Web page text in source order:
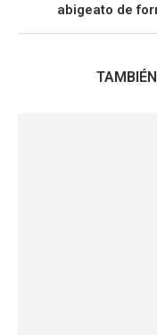
abigeato de